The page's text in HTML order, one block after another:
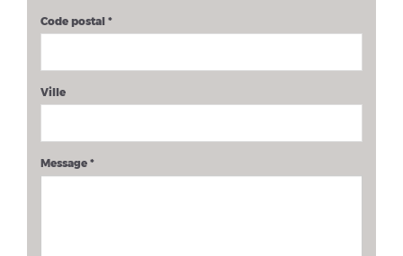
Code postal *
Ville
Message *